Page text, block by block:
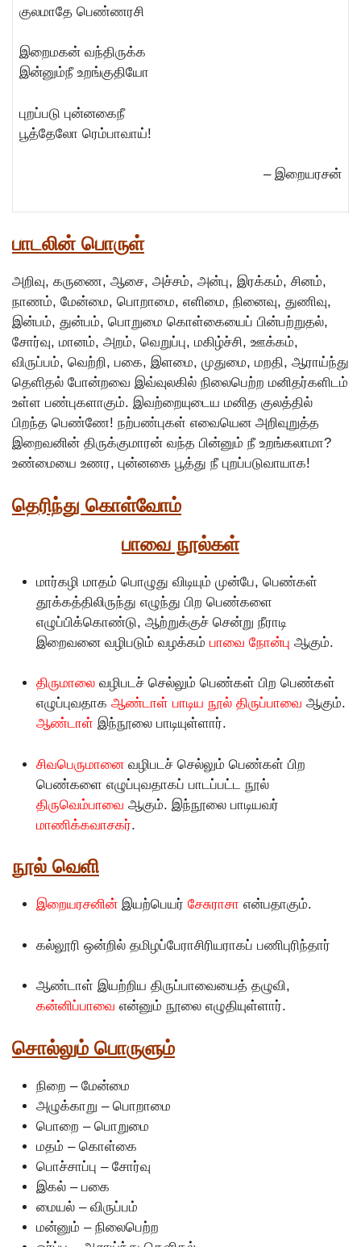
குலமாதே பெண்ணரசி
இறைமகன் வந்திருக்க
இன்னும்நீ உறங்குதியோ
புறப்படு புன்னகைநீ
பூத்தேலோ ரெம்பாவாய்!
– இறையரசன்
பாடலின் பொருள்
அறிவு, கருணை, ஆசை, அச்சம், அன்பு, இரக்கம், சினம்,
நாணம், மேன்மை, பொறாமை, எளிமை, நினைவு, துணிவு,
இன்பம், துன்பம், பொறுமை கொள்கையைப் பின்பற்றுதல்,
சோர்வு, மானம், அறம், வெறுப்பு, மகிழ்ச்சி, ஊக்கம்,
விருப்பம், வெற்றி, பகை, இளமை, முதுமை, மறதி, ஆராய்ந்து
தெளிதல் போன்றவை இவ்வுலகில் நிலைபெற்ற மனிதர்களிடம்
உள்ள பண்புகளாகும். இவற்றையுடைய மனித குலத்தில்
பிறந்த பெண்ணே! நற்பண்புகள் எவையென அறிவுறுத்த
இறைவனின் திருக்குமாரன் வந்த பின்னும் நீ உறங்கலாமா?
உண்மையை உணர, புன்னகை பூத்து நீ புறப்படுவாயாக!
தெரிந்து கொள்வோம்
பாவை நூல்கள்
மார்கழி மாதம் பொழுது விடியும் முன்பே, பெண்கள்
தூக்கத்திலிருந்து எழுந்து பிற பெண்களை
எழுப்பிக்கொண்டு, ஆற்றுக்குச் சென்று நீராடி
இறைவனை வழிபடும் வழக்கம் பாவை நோன்பு ஆகும்.
திருமாலை வழிபடச் செல்லும் பெண்கள் பிற பெண்கள்
எழுப்புவதாக ஆண்டாள் பாடிய நூல் திருப்பாவை ஆகும்.
ஆண்டாள் இந்நூலை பாடியுள்ளார்.
சிவபெருமானை வழிபடச் செல்லும் பெண்கள் பிற
பெண்களை எழுப்புவதாகப் பாடப்பட்ட நூல்
திருவெம்பாவை ஆகும். இந்நூலை பாடியவர்
மாணிக்கவாசகர்.
நூல் வெளி
இறையரசனின் இயற்பெயர் சேசுராசா என்பதாகும்.
கல்லூரி ஒன்றில் தமிழப்பேராசிரியராகப் பணிபுரிந்தார்
ஆண்டாள் இயற்றிய திருப்பாவையைத் தழுவி,
கன்னிப்பாவை என்னும் நூலை எழுதியுள்ளார்.
சொல்லும் பொருளும்
நிறை – மேன்மை
அழுக்காறு – பொறாமை
பொறை – பொறுமை
மதம் – கொள்கை
பொச்சாப்பு – சோர்வு
இகல் – பகை
மையல் – விருப்பம்
மன்னும் – நிலைபெற்ற